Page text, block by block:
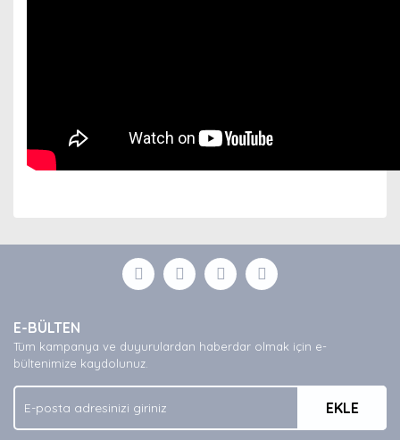
Yorum Yaz
formunu kullanarak tarafımıza iletebilirsiniz.
Görüş ve önerileriniz için teşekkür ederiz.
Ürün açıklamasında eksik bilgiler bulunuyor.
Ürün bilgilerinde hatalar bulunuyor.
Ürün fiyatı diğer sitelerden daha pahalı.
Bu ürüne benzer farklı alternatifler olmalı.
E-BÜLTEN
Tüm kampanya ve duyurulardan haberdar olmak için e-
bültenimize kaydolunuz.
EKLE